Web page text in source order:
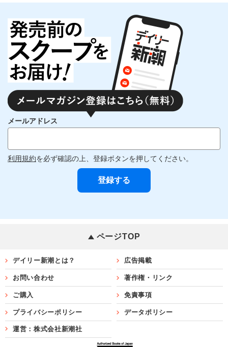
メールアドレス
利用規約を必ず確認の上、登録ボタンを押してください。
ページTOP
デイリー新潮とは？ 広告掲載
お問い合わせ 著作権・リンク
ご購入 免責事項
プライバシーポリシー データポリシー
運営：株式会社新潮社